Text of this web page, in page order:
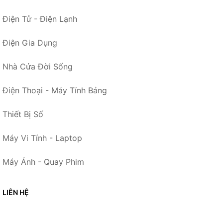
Điện Tử - Điện Lạnh
Điện Gia Dụng
Nhà Cửa Đời Sống
Điện Thoại - Máy Tính Bảng
Thiết Bị Số
Máy Vi Tính - Laptop
Máy Ảnh - Quay Phim
LIÊN HỆ